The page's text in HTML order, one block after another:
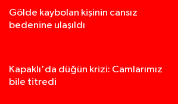
Gölde kaybolan kişinin cansız
bedenine ulaşıldı
Kapaklı'da düğün krizi: Camlarımız
bile titredi